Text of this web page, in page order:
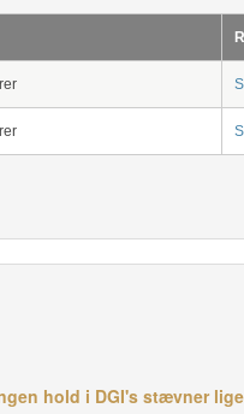
hold i DGI's stævner